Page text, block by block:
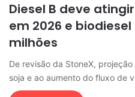
Diesel B deve
em 2026 e
milhões
De revisão da StoneX,
soja e ao aumento do fluxo de